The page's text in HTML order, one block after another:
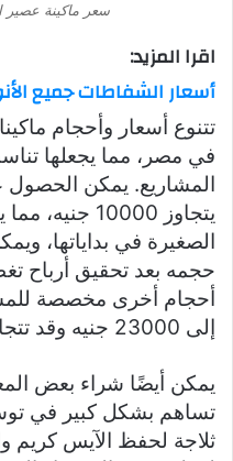
سعر ماكينة عصير
اقرا المزيد:
أسعار الشفاطات جميع
تتنوع أسعار وأحجام
في مصر، مما يجعلها
المشاريع. يمكن الحصول
يتجاوز 10000
الصغيرة في بداياتها،
حجمه بعد تحقيق أرباح
أحجام أخرى مخصصة
إلى 23000 جنيه وقد تتجاوز ذلك في بعض الحالات.
يمكن أيضًا شراء بعض
تساهم بشكل كبير في
ثلاجة لحفظ الآيس كريم